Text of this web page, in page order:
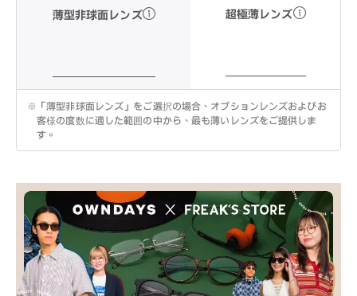
薄型非球面レンズ 超極薄レンズ
※
「薄型非球面レンズ」をご選択の場合、オプションレンズおよびお
客様の度数に適した範囲の中から、最も薄いレンズをご提供しま
す。